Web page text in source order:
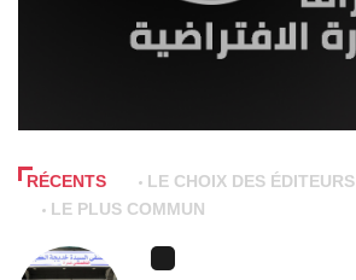
RÉCENTS
LE CHOIX DES ÉDITEURS
LE PLUS COMMUN